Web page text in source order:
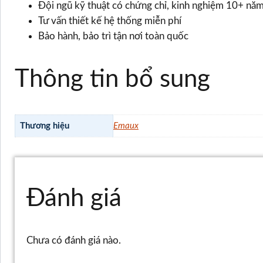
Đội ngũ kỹ thuật có chứng chỉ, kinh nghiệm 10+
Tư vấn thiết kế hệ thống miễn phí
Bảo hành, bảo trì tận nơi toàn quốc
Thông tin bổ sung
Thương hiệu Emaux
Đánh giá
Chưa có đánh giá nào.